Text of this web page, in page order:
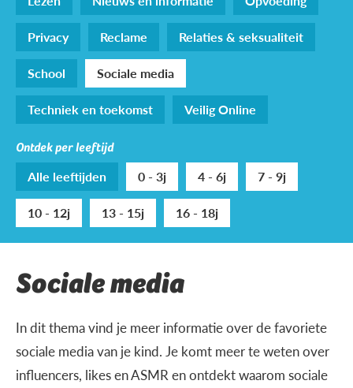
Privacy
Reclame
Relaties & seksualiteit
School
Sociale media
Techniek en toekomst
Veilig Online
Ontdek per leeftijd
Alle leeftijden 0 - 3j 4 - 6j
7 - 9j
10 - 12j
13 - 15j 16 - 18j
Sociale media
In dit thema vind je meer informatie over de favoriete
sociale media van je kind. Je komt meer te weten over
influencers, likes en ASMR en ontdekt waarom sociale